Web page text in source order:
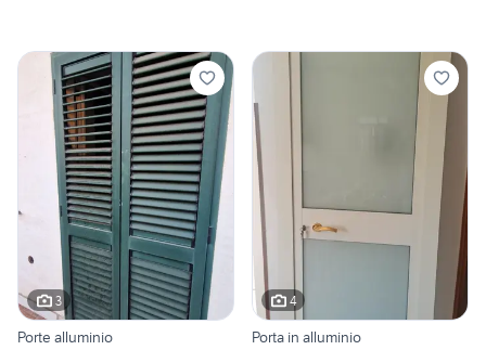
3
Porte alluminio
4
Porta in alluminio